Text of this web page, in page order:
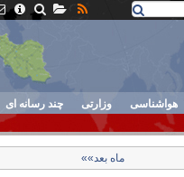
هواشناسی وزارتی چند رسانه ای
ماه بعد»»